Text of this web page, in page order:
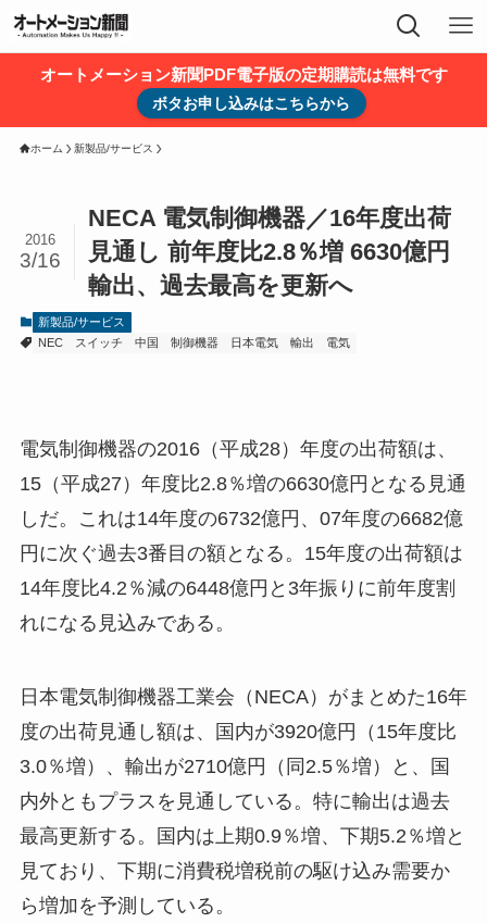
オートメーション新聞PDF電子版の定期購読は無料です
ボタお申し込みはこちらから
ホーム 新製品/サービス
NECA 電気制御機器／16年度出荷
見通し 前年度比2.8％増 6630億円
輸出、過去最高を更新へ
2016
3/16
新製品/サービス
NEC
スイッチ 中国 制御機器 日本電気 輸出 電気
電気制御機器の2016（平成28）年度の出荷額は、
15（平成27）年度比2.8％増の6630億円となる見通
しだ。これは14年度の6732億円、07年度の6682億
円に次ぐ過去3番目の額となる。15年度の出荷額は
14年度比4.2％減の6448億円と3年振りに前年度割
れになる見込みである。
日本電気制御機器工業会（NECA）がまとめた16年
度の出荷見通し額は、国内が3920億円（15年度比
3.0％増）、輸出が2710億円（同2.5％増）と、国
内外ともプラスを見通している。特に輸出は過去
最高更新する。国内は上期0.9％増、下期5.2％増と
見ており、下期に消費税増税前の駆け込み需要か
ら増加を予測している。